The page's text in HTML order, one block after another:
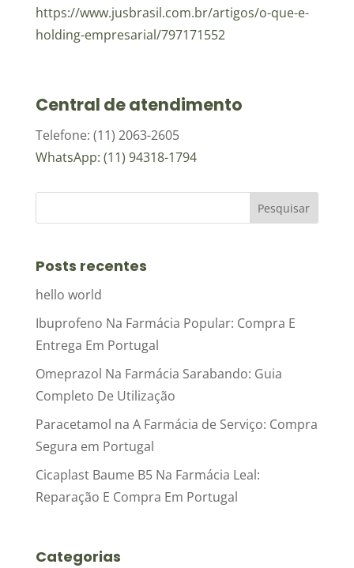
https://www.jusbrasil.com.br/artigos/o-que-e-
holding-empresarial/797171552
Central de atendimento
Telefone: (11) 2063-2605
WhatsApp: (11) 94318-1794
Posts recentes
hello world
Ibuprofeno Na Farmácia Popular: Compra E
Entrega Em Portugal
Omeprazol Na Farmácia Sarabando: Guia
Completo De Utilização
Paracetamol na A Farmácia de Serviço: Compra
Segura em Portugal
Cicaplast Baume B5 Na Farmácia Leal:
Reparação E Compra Em Portugal
Categorias